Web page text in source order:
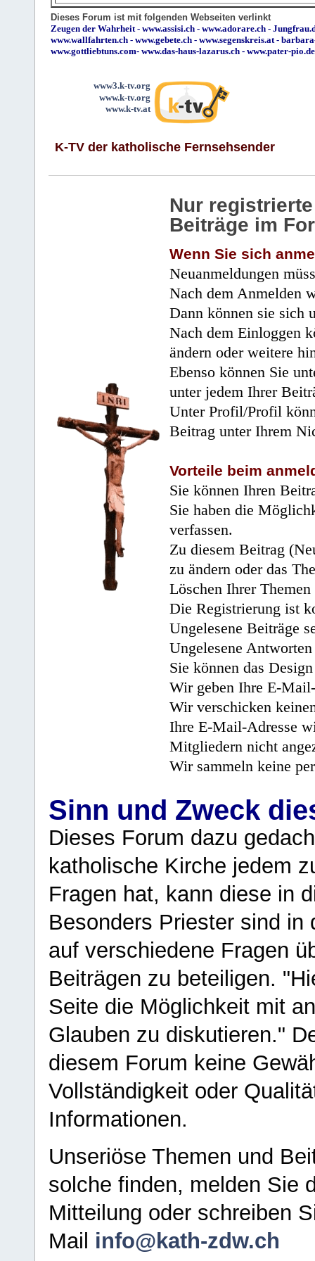
Dieses Forum ist mit folgenden Webseiten verlinkt
Zeugen der Wahrheit- www.assisi.ch - www.adorare.ch -
www.wallfahrten.ch - www.gebete.ch - www.segenskreis.at-
www.gottliebtuns.com- www.das-haus-lazarus.ch - www.pater-pio.de
www3.k-tv.org
www.k-tv.org
www.k-tv.at
K-TV der katholische Fernsehsender
Nur
Beiträge im
Wenn Sie sich
Neuanmeldungen
Nach dem Anmelden
Dann können sie sich
Nach dem Einloggen
ändern oder weitere
Ebenso können Sie
unter jedem Ihrer
Unter Profil/Profil
Beitrag unter Ihrem
Vorteile beim
Sie können Ihren
Sie haben die
verfassen.
Zu diesem Beitrag
zu ändern oder das
Löschen Ihrer
Die Registrierung ist
Ungelesene Beiträge
Ungelesene
Sie können das
Wir geben Ihre E-
Wir verschicken
Ihre E-Mail-Adresse
Mitgliedern nicht
Wir sammeln keine
Sinn und Zweck
Dieses Forum dazu
katholische Kirche jedem
Fragen hat, kann diese in
Besonders Priester sind in
auf verschiedene Fragen
Beiträgen zu beteiligen.
Seite die Möglichkeit mit
Glauben zu diskutieren."
diesem Forum keine
Vollständigkeit oder
Informationen.
Unseriöse Themen und
solche finden, melden Sie
Mitteilung oder schreiben
Mail info@kath-zdw.ch